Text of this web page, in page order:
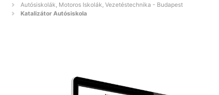
Autósiskolák, Motoros Iskolák, Vezetéstechnika - Budapest
Katalizátor Autósiskola